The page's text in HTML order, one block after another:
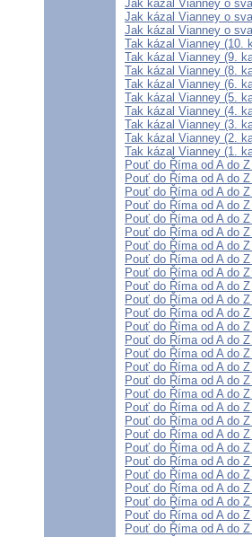
Jak kázal Vianney o
Jak kázal Vianney o
Jak kázal Vianney o
Tak kázal Vianney (10.
Tak kázal Vianney (9.
Tak kázal Vianney (8.
Tak kázal Vianney (6.
Tak kázal Vianney (5.
Tak kázal Vianney (4.
Tak kázal Vianney (3.
Tak kázal Vianney (2.
Tak kázal Vianney (1.
Pouť do Říma od A do
Pouť do Říma od A do
Pouť do Říma od A do
Pouť do Říma od A do
Pouť do Říma od A do
Pouť do Říma od A do
Pouť do Říma od A do
Pouť do Říma od A do
Pouť do Říma od A do
Pouť do Říma od A do
Pouť do Říma od A do
Pouť do Říma od A do
Pouť do Říma od A do
Pouť do Říma od A do
Pouť do Říma od A do
Pouť do Říma od A do
Pouť do Říma od A do
Pouť do Říma od A do
Pouť do Říma od A do
Pouť do Říma od A do
Pouť do Říma od A do
Pouť do Říma od A do
Pouť do Říma od A do
Pouť do Říma od A do
Pouť do Říma od A do
Pouť do Říma od A do
Pouť do Říma od A do
Pouť do Říma od A do